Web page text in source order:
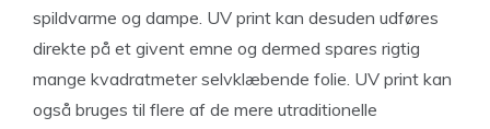
spildvarme og dampe. UV print kan desuden udføres
direkte på et givent emne og dermed spares rigtig
mange kvadratmeter selvklæbende folie. UV print kan
også bruges til flere af de mere utraditionelle